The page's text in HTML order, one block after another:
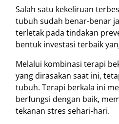
Salah satu kekeliruan
tubuh sudah benar-benar
terletak pada tindakan
bentuk investasi terbaik
Melalui kombinasi terapi
yang dirasakan saat ini,
tubuh. Terapi berkala ini
berfungsi dengan baik,
tekanan stres sehari-hari.